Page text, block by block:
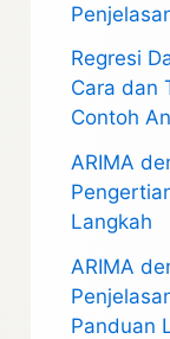
Regresi
Cara dan
Contoh
ARIMA
Langkah
ARIMA
Panduan